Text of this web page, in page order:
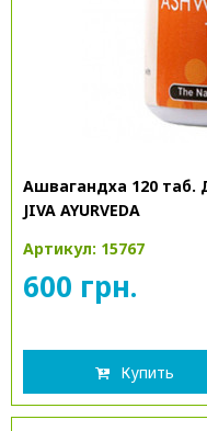
Ашвагандха 120 таб.
JIVA AYURVEDA
Артикул: 15767
600 грн.
Купить